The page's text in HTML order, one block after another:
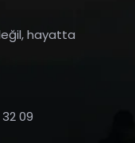
hayatta
09